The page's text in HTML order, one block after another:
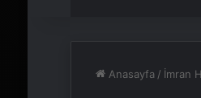
Anasayfa / İmran